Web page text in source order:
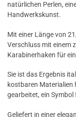
natürlichen Perlen,
Handwerkskunst.
Mit einer Länge von
Verschluss mit einem
Karabinerhaken für
Sie ist das Ergebnis
kostbaren Materialien
gearbeitet, ein
Geliefert in einer